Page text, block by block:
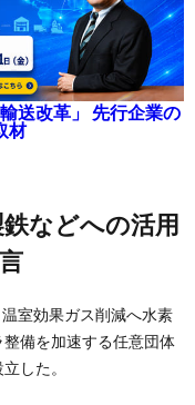
送改革」 先行企業の
材
室効果ガス削減へ水素
備を加速する任意団体
した。